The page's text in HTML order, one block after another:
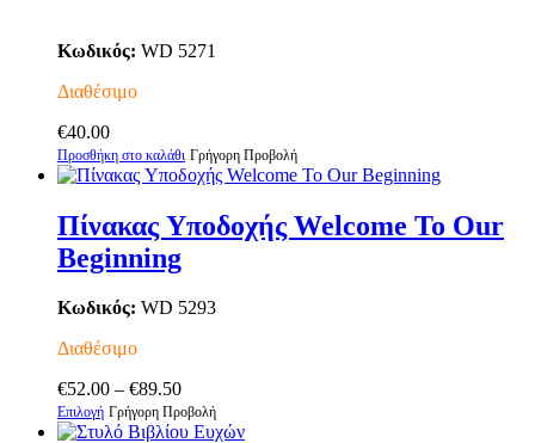
Κωδικός: WD 5271
Διαθέσιμο
€40.00
Προσθήκη στο καλάθι Γρήγορη Προβολή
Πίνακας Yποδοχής Welcome To Our
Beginning
Κωδικός: WD 5293
Διαθέσιμο
€52.00 – €89.50Price
range:
€52.00
Επιλογή Αυτό
το
Γρήγορη Προβολή